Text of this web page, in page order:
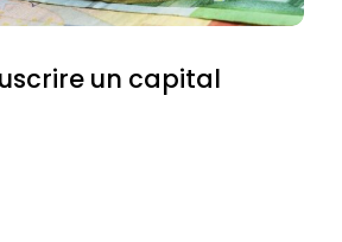
un capital